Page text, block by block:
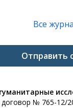
Все
Отправить
договор № 765-12/